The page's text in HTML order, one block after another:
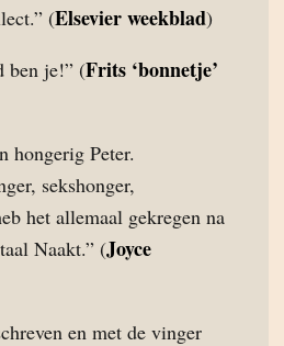
(Elsevier weekblad)
ben je!” (Frits ‘bonnetje’
hongerig Peter.
sekshonger,
het allemaal gekregen na
Naakt.” (Joyce
en met de vinger